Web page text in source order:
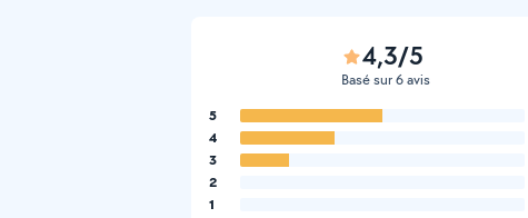
4,3/5
Basé sur 6 avis
5
4
3
2
1